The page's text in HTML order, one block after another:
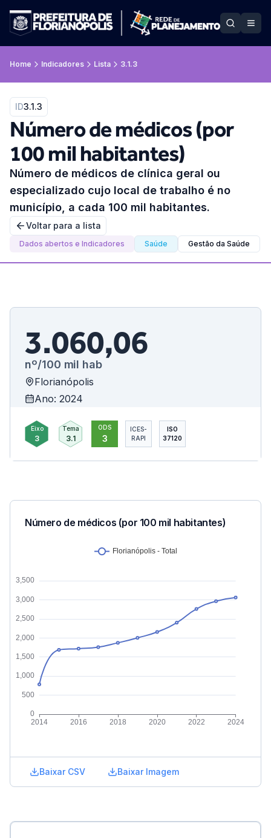
Home Indicadores Lista 3.1.3
ID3.1.3
Número de médicos (por
100 mil habitantes)
Número de médicos de clínica geral ou
especializado cujo local de trabalho é no
município, a cada 100 mil habitantes.
Voltar para a lista
Dados abertos e Indicadores Saúde Gestão da Saúde
Número de médicos (por 100 mil habitantes)
Baixar CSV Baixar Imagem
3.060,06
nº/100 mil hab
Florianópolis
Ano: 2024
Eixo
3
Tema
3.1
ODS
3
ICES-
RAPI
ISO
37120